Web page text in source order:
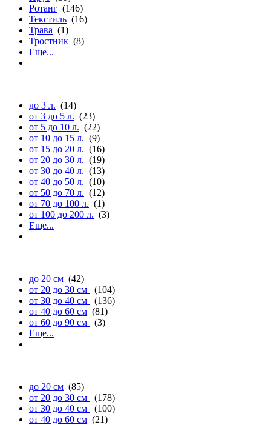
Ротанг (146)
Текстиль (16)
Трава (1)
Тростник (8)
Еще...
до 3 л. (14)
от 3 до 5 л. (23)
от 5 до 10 л. (22)
от 10 до 15 л. (9)
от 15 до 20 л. (16)
от 20 до 30 л. (19)
от 30 до 40 л. (13)
от 40 до 50 л. (10)
от 50 до 70 л. (12)
от 70 до 100 л. (1)
от 100 до 200 л. (3)
Еще...
до 20 см (42)
от 20 до 30 см
(104)
от 30 до 40 см
(136)
от 40 до 60 см (81)
от 60 до 90 см
(3)
Еще...
до 20 см (85)
от 20 до 30 см
(178)
от 30 до 40 см
(100)
от 40 до 60 см (21)